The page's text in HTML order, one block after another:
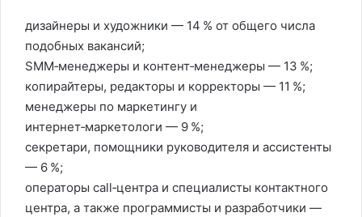
дизайнеры и художники — 14 % от общего числа
подобных вакансий;
SMM‑менеджеры и контент‑менеджеры — 13 %;
копирайтеры, редакторы и корректоры — 11 %;
менеджеры по маркетингу и
интернет‑маркетологи — 9 %;
секретари, помощники руководителя и ассистенты
— 6 %;
операторы call‑центра и специалисты контактного
центра, а также программисты и разработчики —